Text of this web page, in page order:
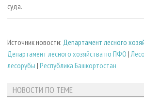
суда.
Источник новости: Департамент лесного
Департамент лесного хозяйства по ПФО |
лесорубы | Республика Башкортостан
НОВОСТИ ПО ТЕМЕ